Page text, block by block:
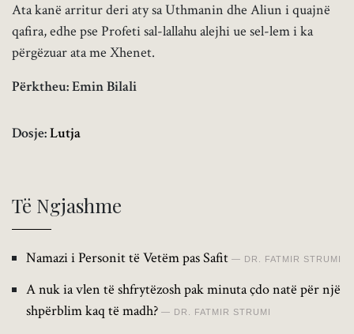
Ata kanë arritur deri aty sa Uthmanin dhe Aliun i quajnë
qafira, edhe pse Profeti sal-lallahu alejhi ue sel-lem i ka
përgëzuar ata me Xhenet.
Përktheu: Emin Bilali
Dosje:Lutja
Të Ngjashme
Namazi i Personit të Vetëm pas Safit DR. FATMIR STRUMI
A nuk ia vlen të shfrytëzosh pak minuta çdo natë për një
shpërblim kaq të madh?
DR. FATMIR STRUMI